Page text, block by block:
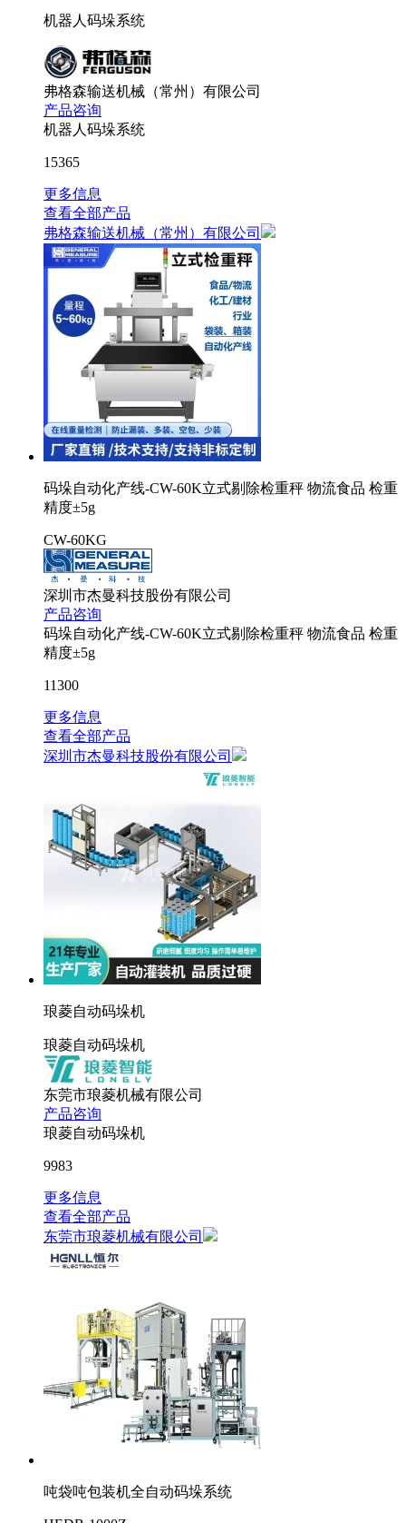
机器人码垛系统
弗格森输送机械（常州）有限公司
产品咨询
机器人码垛系统
15365
更多信息
查看全部产品
弗格森输送机械（常州）有限公司
码垛自动化产线-CW-60K立式剔除检重秤 物流食品 检重
精度±5g
CW-60KG
深圳市杰曼科技股份有限公司
产品咨询
码垛自动化产线-CW-60K立式剔除检重秤 物流食品 检重
精度±5g
11300
更多信息
查看全部产品
深圳市杰曼科技股份有限公司
琅菱自动码垛机
琅菱自动码垛机
东莞市琅菱机械有限公司
产品咨询
琅菱自动码垛机
9983
更多信息
查看全部产品
东莞市琅菱机械有限公司
吨袋吨包装机全自动码垛系统